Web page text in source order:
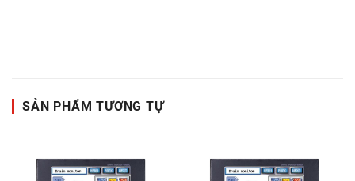
SẢN PHẨM TƯƠNG TỰ